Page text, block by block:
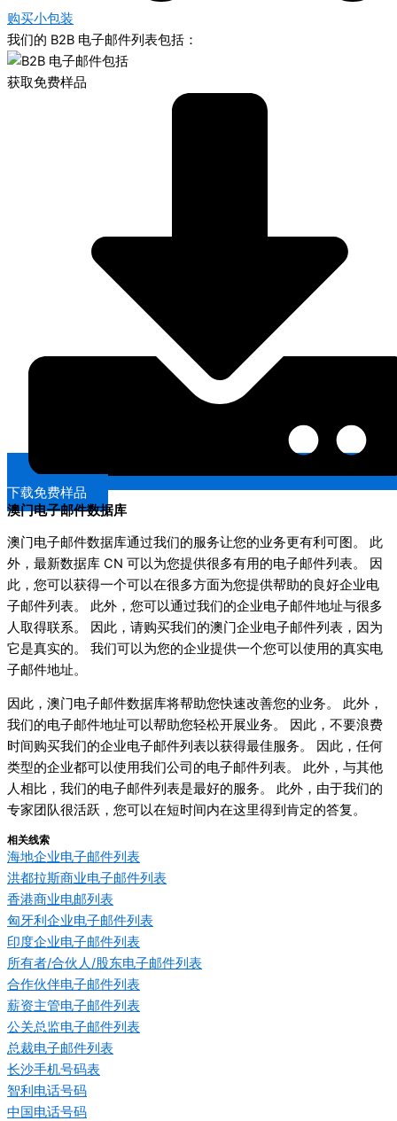
购买小包装
我们的 B2B 电子邮件列表包括：
获取免费样品
下载免费样品
澳门电子邮件数据库
澳门电子邮件数据库通过我们的服务让您的业务更有利可图。 此
外，最新数据库 CN 可以为您提供很多有用的电子邮件列表。 因
此，您可以获得一个可以在很多方面为您提供帮助的良好企业电
子邮件列表。 此外，您可以通过我们的企业电子邮件地址与很多
人取得联系。 因此，请购买我们的澳门企业电子邮件列表，因为
它是真实的。 我们可以为您的企业提供一个您可以使用的真实电
子邮件地址。
因此，澳门电子邮件数据库将帮助您快速改善您的业务。 此外，
我们的电子邮件地址可以帮助您轻松开展业务。 因此，不要浪费
时间购买我们的企业电子邮件列表以获得最佳服务。 因此，任何
类型的企业都可以使用我们公司的电子邮件列表。 此外，与其他
人相比，我们的电子邮件列表是最好的服务。 此外，由于我们的
专家团队很活跃，您可以在短时间内在这里得到肯定的答复。
相关线索
海地企业电子邮件列表
洪都拉斯商业电子邮件列表
香港商业电邮列表
匈牙利企业电子邮件列表
印度企业电子邮件列表
所有者/合伙人/股东电子邮件列表
合作伙伴电子邮件列表
薪资主管电子邮件列表
公关总监电子邮件列表
总裁电子邮件列表
长沙手机号码表
智利电话号码
中国电话号码